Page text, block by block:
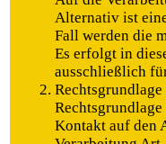
Alternativ ist
Fall werden die
Es erfolgt in
ausschließlich
Kontakt auf den